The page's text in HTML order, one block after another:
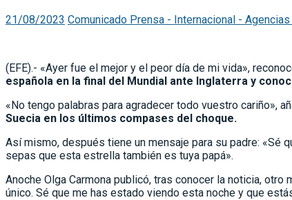
21/08/2023 Comunicado Prensa - Internacional -
(EFE).- «Ayer fue el mejor y el peor día de mi vida»,
española en la final del Mundial ante Inglaterra y
«No tengo palabras para agradecer todo vuestro cariño»,
Suecia en los últimos compases del choque.
Así mismo, después tiene un mensaje para su padre:
sepas que esta estrella también es tuya papá».
Anoche Olga Carmona publicó, tras conocer la noticia,
único. Sé que me has estado viendo esta noche y que